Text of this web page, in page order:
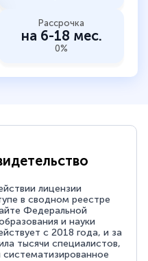
Рассрочка
на 6-18 мес.
0%
лицензии
в сводном реестре
Федеральной
и науки
с 2018 года, и за
тысячи специалистов,
систематизированное